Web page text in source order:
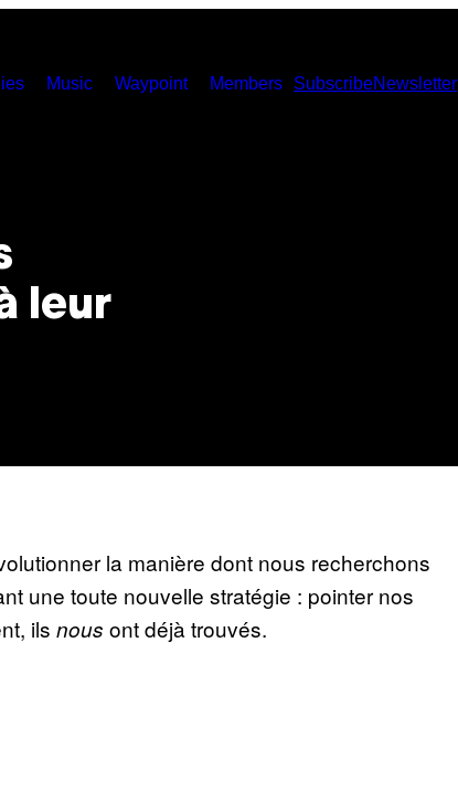
Music Waypoint Members SubscribeNewsletter
leur
la manière dont nous recherchons
une toute nouvelle stratégie : pointer nos
ils nous ont déjà trouvés.